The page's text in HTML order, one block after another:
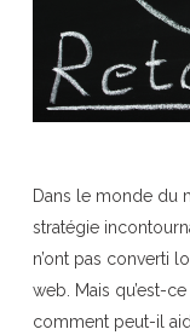
Dans le monde du
stratégie
n’ont pas converti
web. Mais qu’est-
comment peut-il